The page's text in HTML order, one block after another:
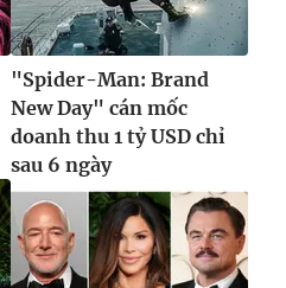
"Spider-Man: Brand
New Day" cán mốc
doanh thu 1 tỷ USD chỉ
sau 6 ngày